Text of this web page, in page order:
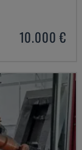
10.000 €